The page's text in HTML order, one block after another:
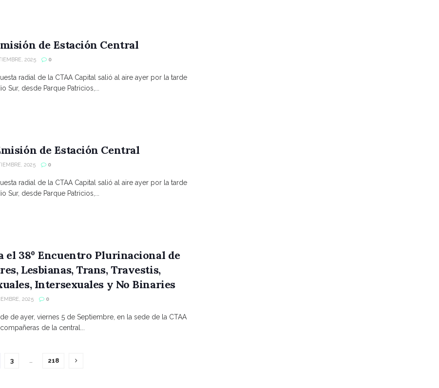
de Estación Central
2025 0
radial de la CTAA Capital salió al aire ayer por la tarde
Sur, desde Parque Patricios,...
de Estación Central
2025 0
radial de la CTAA Capital salió al aire ayer por la tarde
Sur, desde Parque Patricios,...
el 38º Encuentro Plurinacional de
Lesbianas, Trans, Travestis,
Intersexuales y No Binaries
2025 0
de ayer, viernes 5 de Septiembre, en la sede de la CTAA
de la central...
3 218